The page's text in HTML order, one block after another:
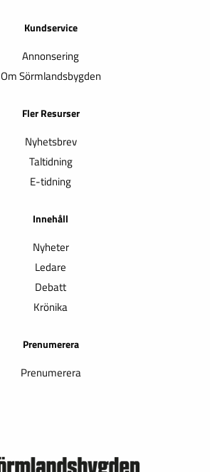
Kundservice
Annonsering
Om Sörmlandsbygden
Fler Resurser
Nyhetsbrev
Taltidning
E-tidning
Innehåll
Nyheter
Ledare
Debatt
Krönika
Prenumerera
Prenumerera